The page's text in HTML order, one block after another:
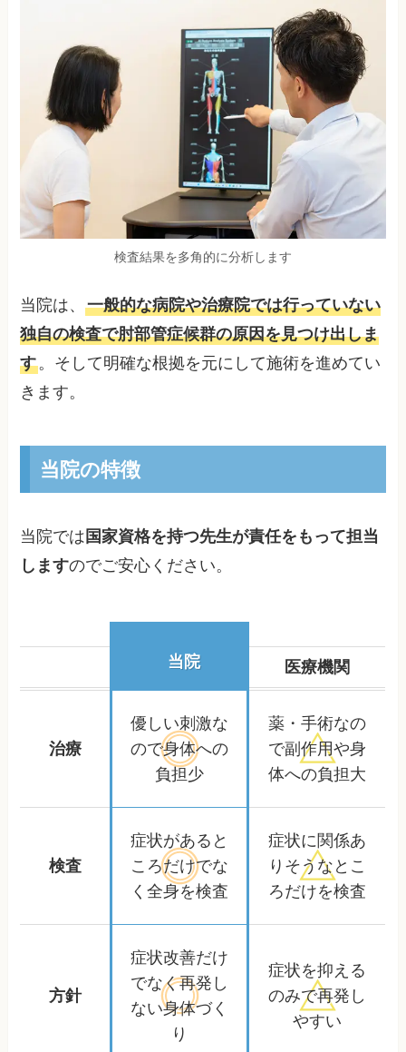
検査結果を多角的に分析します
当院は、一般的な病院や治療院では行っていない
独自の検査で肘部管症候群の原因を見つけ出しま
す。そして明確な根拠を元にして施術を進めてい
きます。
当院の特徴
当院では 国家資格を持つ先生が責任をもって担当
しますのでご安心ください。
当院 医療機関
治療
優しい刺激な
ので身体への
負担少
薬・手術なの
で副作用や身
体への負担大
検査
症状があると
ころだけでな
く全身を検査
症状に関係あ
りそうな とこ
ろだけを検査
方針
症状改善だけ
でなく再発し
ない身体づく
り
症状を抑える
のみで再発し
やすい